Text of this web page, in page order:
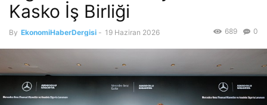
Kasko İş Birliği
By EkonomiHaberDergisi - 19 Haziran 2026 0
689